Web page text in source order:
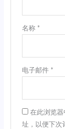
名称 *
电子邮件 *
在此浏览
址，以便下次